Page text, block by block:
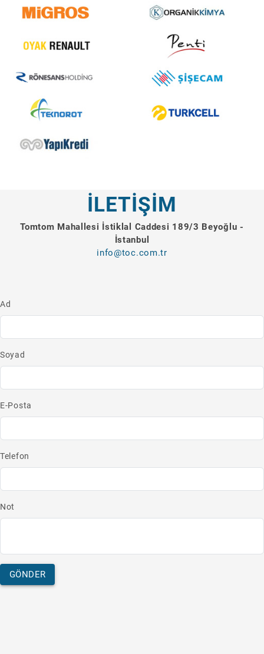
İLETİŞİM
Tomtom Mahallesi İstiklal Caddesi 189/3 Beyoğlu -
İstanbul
info@toc.com.tr
Ad
Soyad
E-Posta
Telefon
Not
GÖNDER